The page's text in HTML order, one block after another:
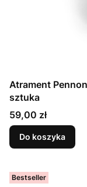
Atrament Pennonia Hajnal -
sztuka
Cena
59,00 zł
Do koszyka
Bestseller